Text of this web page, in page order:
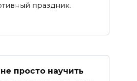
праздник.
просто научить